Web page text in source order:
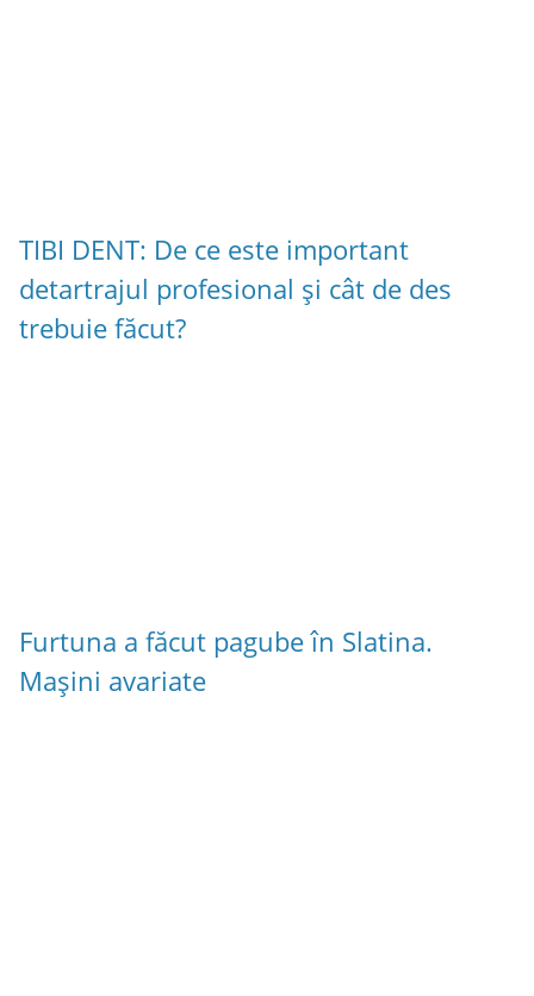
TIBI DENT: De ce este important
detartrajul profesional și cât de des
trebuie făcut?
Furtuna a făcut pagube în Slatina.
Mașini avariate